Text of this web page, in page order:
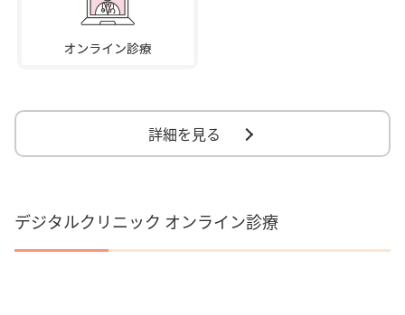
詳細を見る
デジタルクリニック オンライン診療